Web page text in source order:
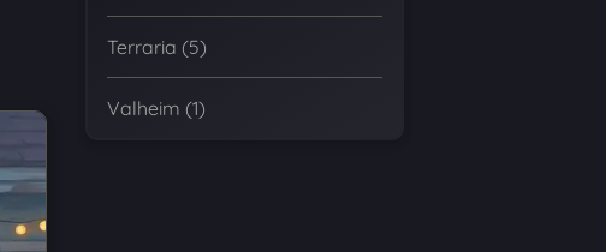
Terraria (5)
Valheim (1)